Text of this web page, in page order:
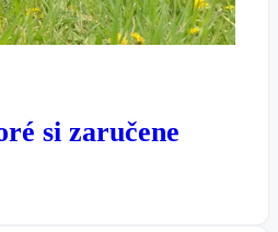
si zaručene